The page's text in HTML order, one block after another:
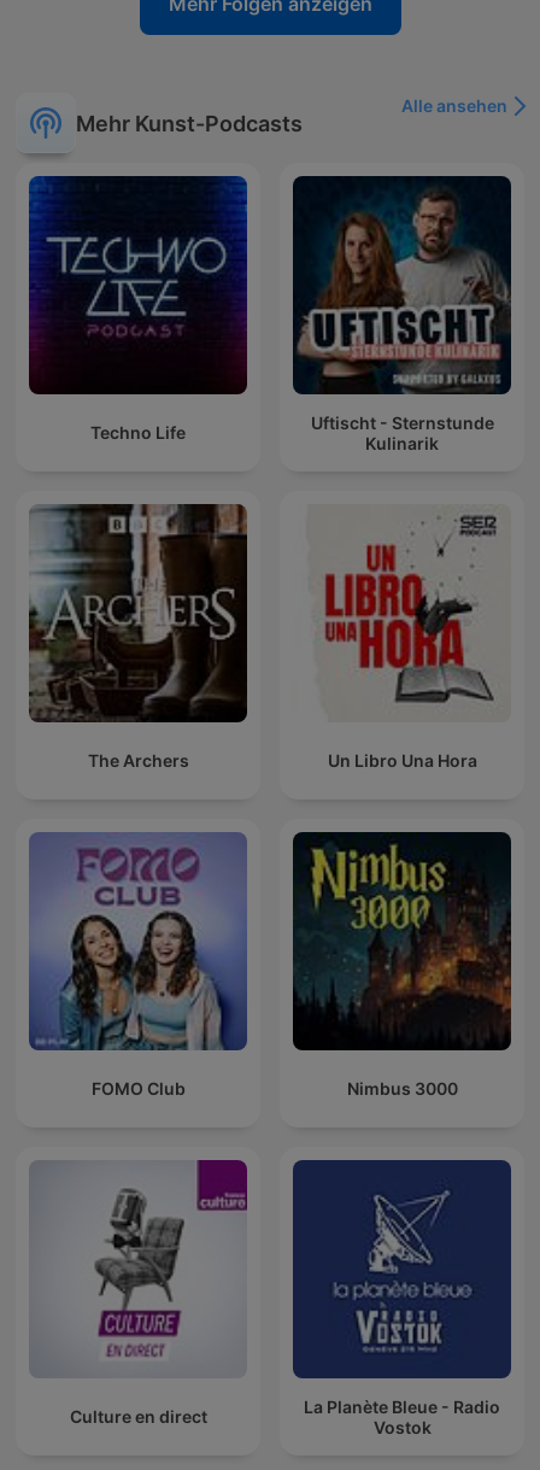
Mehr Kunst-Podcasts
Alle ansehen
Techno Life
Uftischt - Sternstunde
Kulinarik
The Archers Un Libro Una Hora
FOMO Club Nimbus 3000
Culture en direct
La Planète Bleue - Radio
Vostok